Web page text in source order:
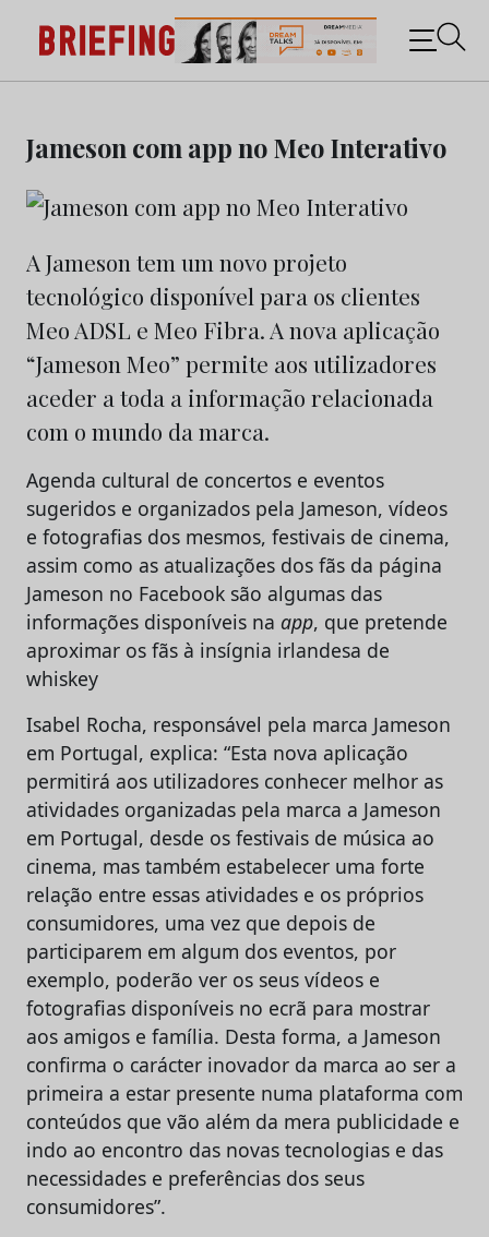
content
Briefing: Todas as notícias sobre os negócios do
Marketing e da Publicidade
Jameson com app no Meo Interativo
A Jameson tem um novo projeto
tecnológico disponível para os clientes
Meo ADSL e Meo Fibra. A nova aplicação
“Jameson Meo” permite aos utilizadores
aceder a toda a informação relacionada
com o mundo da marca.
Agenda cultural de concertos e eventos
sugeridos e organizados pela Jameson, vídeos
e fotografias dos mesmos, festivais de cinema,
assim como as atualizações dos fãs da página
Jameson no Facebook são algumas das
informações disponíveis na app, que pretende
aproximar os fãs à insígnia irlandesa de
whiskey
Isabel Rocha, responsável pela marca Jameson
em Portugal, explica: “Esta nova aplicação
permitirá aos utilizadores conhecer melhor as
atividades organizadas pela marca a Jameson
em Portugal, desde os festivais de música ao
cinema, mas também estabelecer uma forte
relação entre essas atividades e os próprios
consumidores, uma vez que depois de
participarem em algum dos eventos, por
exemplo, poderão ver os seus vídeos e
fotografias disponíveis no ecrã para mostrar
aos amigos e família. Desta forma, a Jameson
confirma o carácter inovador da marca ao ser a
primeira a estar presente numa plataforma com
conteúdos que vão além da mera publicidade e
indo ao encontro das novas tecnologias e das
necessidades e preferências dos seus
consumidores”.